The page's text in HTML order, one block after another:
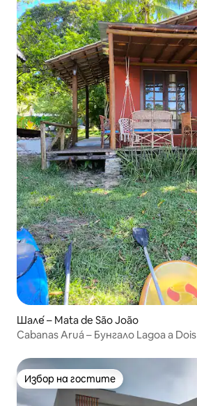
Шале́ – Mata de São João
Cabanas Aruá – Бунгало Lagoa a Dois
Избор на гостите
Избор на гостите